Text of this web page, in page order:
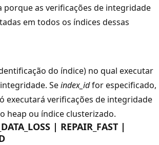
porque as verificações de integridade
em todos os índices dessas
do índice) no qual executar
Seindex_idfor especificado,
executará verificações de integridade
heap ou índice clusterizado.
| REPAIR_FAST |